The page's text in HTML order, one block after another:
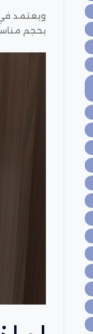
ويعتمد
بحجم